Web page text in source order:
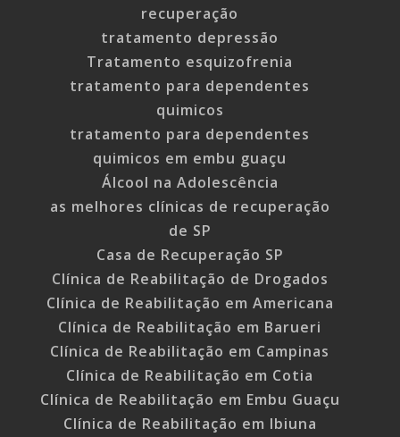
recuperação
tratamento depressão
Tratamento esquizofrenia
tratamento para dependentes
quimicos
tratamento para dependentes
quimicos em embu guaçu
Álcool na Adolescência
as melhores clínicas de recuperação
de SP
Casa de Recuperação SP
Clínica de Reabilitação de Drogados
Clínica de Reabilitação em Americana
Clínica de Reabilitação em Barueri
Clínica de Reabilitação em Campinas
Clínica de Reabilitação em Cotia
Clínica de Reabilitação em Embu Guaçu
Clínica de Reabilitação em Ibiuna